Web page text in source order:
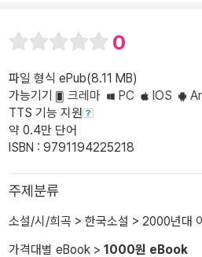
0
파일 형식 ePub(8.11 MB)
가능기기
크레마 PC IOS
TTS 기능 지원
약 0.4만 단어
ISBN : 9791194225218
주제분류
소설/시/희곡 > 한국소설 > 2000년대
가격대별 eBook > 1000원 eBook